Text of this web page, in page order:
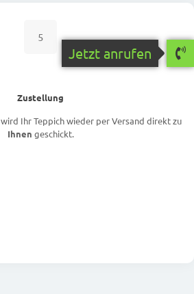
5
Zustellung
wird Ihr Teppich wieder per Versand direkt zu
Ihnen geschickt.
Jetzt anrufen